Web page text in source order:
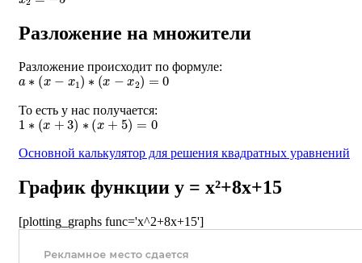
Разложение на множители
Разложение происходит по формуле:
a ∗(x−x1)∗ (x−x2)=0
То есть у нас получается:
1∗(x+3)∗(x +5)=0
Основной калькулятор для решения квадратных уравнений
График функции y = x²+8x+15
[plotting_graphs func='x^2+8x+15']